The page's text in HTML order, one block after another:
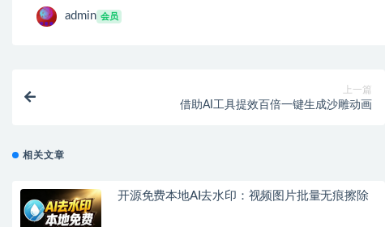
admin 会员
上一篇
借助AI工具提效百倍一键生成沙雕动画
相关文章
开源免费本地AI去水印：视频图片批量无痕擦除